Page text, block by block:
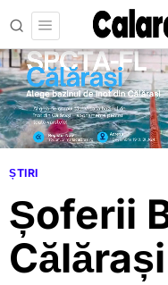
ȘTIRI
Șoferii